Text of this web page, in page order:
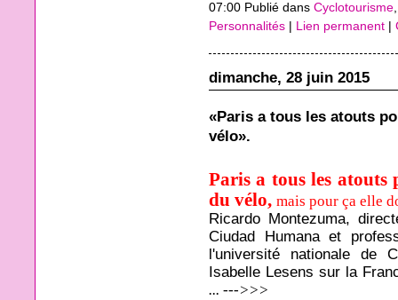
07:00 Publié dans Cyclotourisme
Personnalités
Lien permanent
dimanche, 28 juin 2015
«Paris a tous les atouts
vélo».
Paris a tous les
du vélo, mais pour ça elle
Ricardo Montezuma,
Ciudad Humana et
l'université nationale de
Isabelle Lesens sur la
... --->>>